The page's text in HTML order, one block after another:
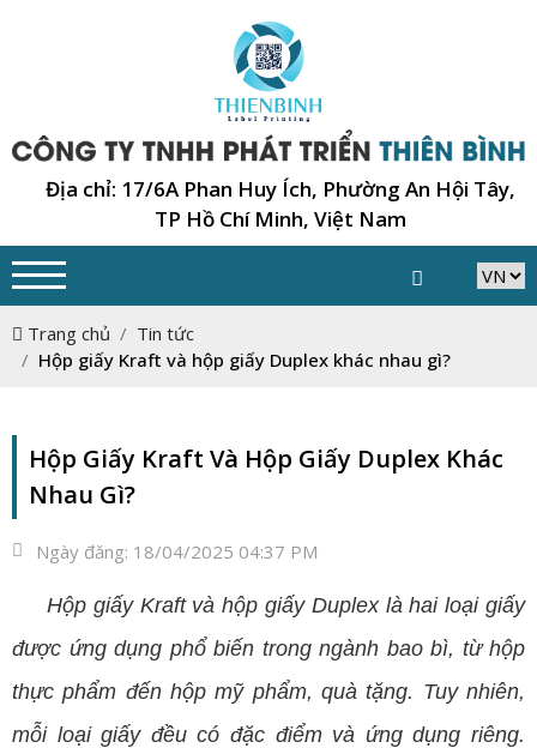
Địa chỉ: 17/6A Phan Huy Ích, Phường An Hội Tây,
TP Hồ Chí Minh, Việt Nam
Trang chủ
Tin tức
Hộp giấy Kraft và hộp giấy Duplex khác nhau gì?
Hộp Giấy Kraft Và Hộp Giấy Duplex Khác
Nhau Gì?
Ngày đăng: 18/04/2025 04:37 PM
Hộp giấy Kraft và hộp giấy Duplex là hai loại giấy
được ứng dụng phổ biến trong ngành bao bì, từ hộp
thực phẩm đến hộp mỹ phẩm, quà tặng. Tuy nhiên,
mỗi loại giấy đều có đặc điểm và ứng dụng riêng.